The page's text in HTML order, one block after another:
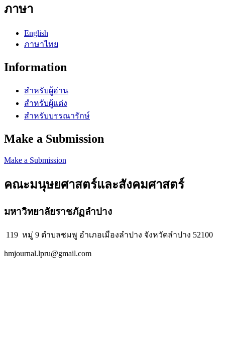
ภาษา
English
ภาษาไทย
Information
สำหรับผู้อ่าน
สำหรับผู้แต่ง
สำหรับบรรณารักษ์
Make a Submission
Make a Submission
คณะมนุษยศาสตร์และสังคมศาสตร์
มหาวิทยาลัยราชภัฏลำปาง
119 หมู่ 9 ตำบลชมพู อำเภอเมืองลำปาง จังหวัดลำปาง 52100
hmjournal.lpru@gmail.com